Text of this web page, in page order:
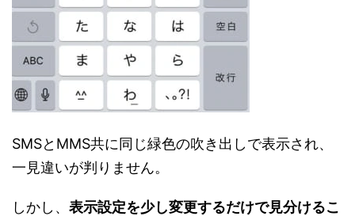
SMSとMMS共に同じ緑色の吹き出しで表示され、
一見違いが判りません。
しかし、 表示設定を少し変更するだけで見分けるこ